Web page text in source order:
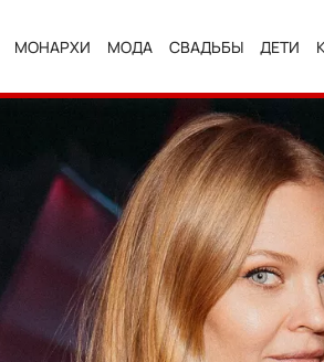
МОНАРХИ МОДА СВАДЬБЫ ДЕТИ